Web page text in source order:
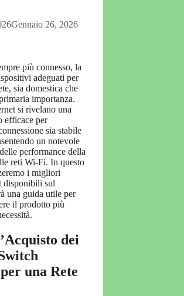
Gennaio 26, 2026
più connesso, la
adeguati per
sia domestica che
importanza.
si rivelano una
efficace per
sia stabile
un notevole
performance della
reti Wi-Fi. In questo
i migliori
disponibili sul
una guida utile per
il prodotto più
dei
una Rete